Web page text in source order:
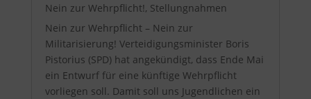
Nein zur Wehrpflicht!, Stellungnahmen
Nein zur Wehrpflicht – Nein zur
Militarisierung! Verteidigungsminister Boris
Pistorius (SPD) hat angekündigt, dass Ende Mai
ein Entwurf für eine künftige Wehrpflicht
vorliegen soll. Damit soll uns Jugendlichen ein